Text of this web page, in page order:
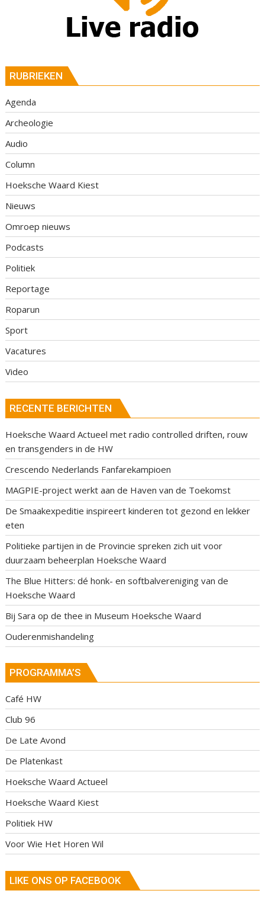
RUBRIEKEN
Agenda
Archeologie
Audio
Column
Hoeksche Waard Kiest
Nieuws
Omroep nieuws
Podcasts
Politiek
Reportage
Roparun
Sport
Vacatures
Video
RECENTE BERICHTEN
Hoeksche Waard Actueel met radio controlled driften, rouw
en transgenders in de HW
Crescendo Nederlands Fanfarekampioen
MAGPIE-project werkt aan de Haven van de Toekomst
De Smaakexpeditie inspireert kinderen tot gezond en lekker
eten
Politieke partijen in de Provincie spreken zich uit voor
duurzaam beheerplan Hoeksche Waard
The Blue Hitters: dé honk- en softbalvereniging van de
Hoeksche Waard
Bij Sara op de thee in Museum Hoeksche Waard
Ouderenmishandeling
PROGRAMMA’S
Café HW
Club 96
De Late Avond
De Platenkast
Hoeksche Waard Actueel
Hoeksche Waard Kiest
Politiek HW
Voor Wie Het Horen Wil
LIKE ONS OP FACEBOOK